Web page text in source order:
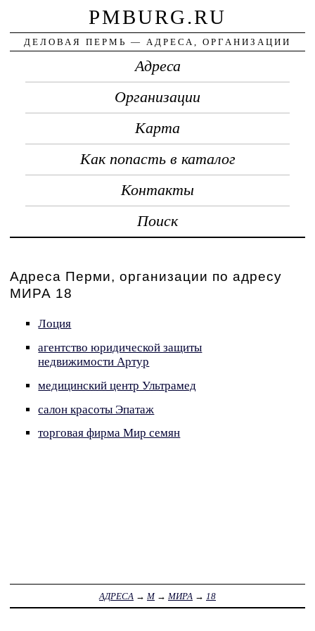
PMBURG.RU
ДЕЛОВАЯ ПЕРМЬ — АДРЕСА, ОРГАНИЗАЦИИ
Адреса
Организации
Карта
Как попасть в каталог
Контакты
Поиск
Адреса Перми, организации по адресу
МИРА 18
Лоция
агентство юридической защиты
недвижимости Артур
медицинский центр Ультрамед
салон красоты Эпатаж
торговая фирма Мир семян
АДРЕСА → М→ МИРА → 18